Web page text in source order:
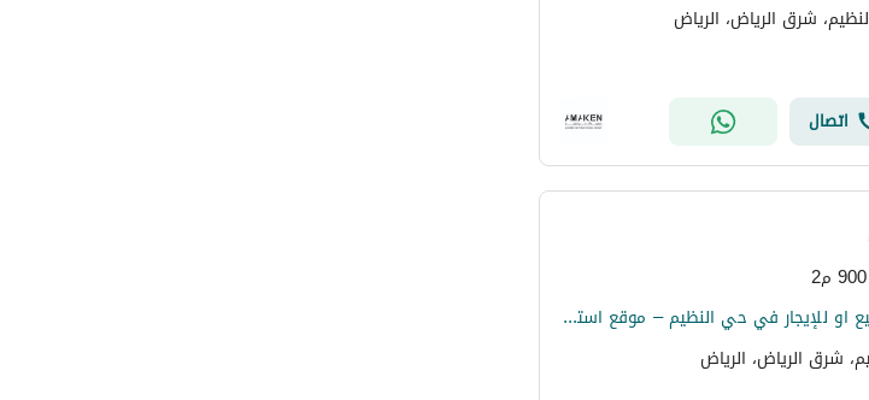
شرق الرياض، الرياض
اتصال
900 م2
مستودع فئة س1 للبيع او للإيجار في حي النظيم – موقع استراتيجي وإمكانية التبريد
شرق الرياض، الرياض